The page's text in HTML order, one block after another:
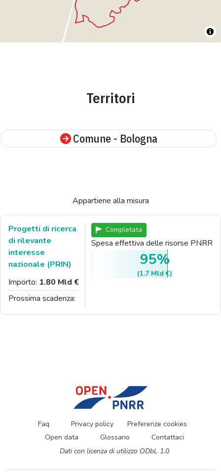
Territori
Comune - Bologna
Appartiene alla misura
Progetti di ricerca
di rilevante
interesse
nazionale (PRIN)
Importo: 1.80 Mld €
Prossima scadenza:
Completata
Spesa effettiva delle risorse PNRR
95%
(1.7 Mld €)
Faq Privacy policy
Preferenze cookies
Open data
Glossario
Contattaci
Dati con licenza di utilizzo ODbL 1.0